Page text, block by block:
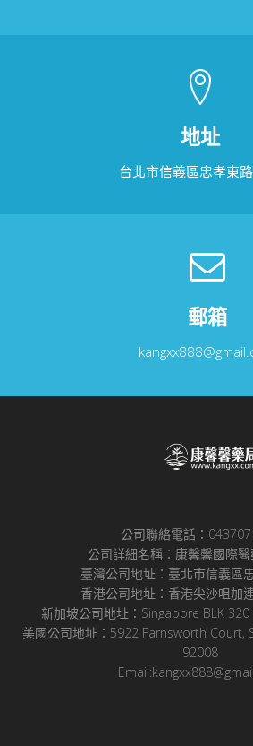
地址
台北市信義區忠孝東
郵箱
公司聯絡電話：
公司詳細名稱：康馨馨國際
臺灣公司地址：臺北市信義區
香港公司地址：香港尖沙咀加
新加坡公司地址：Singapore BLK
美國公司地址：5922 Farnsworth Court,
92008